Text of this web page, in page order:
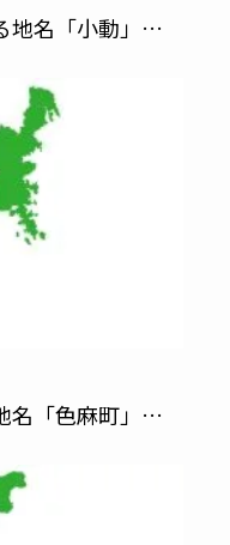
地名「小動」…
名「色麻町」…